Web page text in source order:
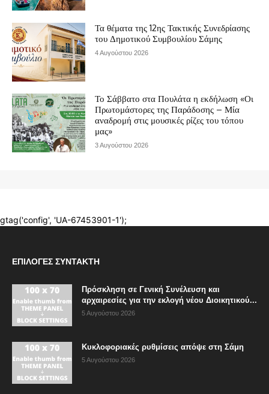
ΕΠΙΛΟΓΈΣ ΣΥΝΤΆΚΤΗ
Πρόσκληση σε Γενική Συνέλευση και
αρχαιρεσίες για την εκλογή νέου Διοικητικού...
5 Αυγούστου 2026
Κυκλοφοριακές ρυθμίσεις απόψε στη Σάμη
5 Αυγούστου 2026